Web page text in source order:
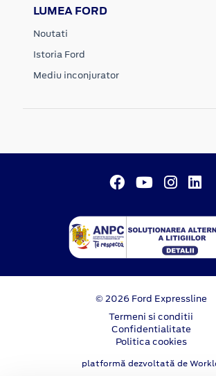
LUMEA FORD
Noutati
Istoria Ford
Mediu inconjurator
© 2026 Ford Expressline
Termeni si conditii
Confidentialitate
Politica cookies
platformă dezvoltată de